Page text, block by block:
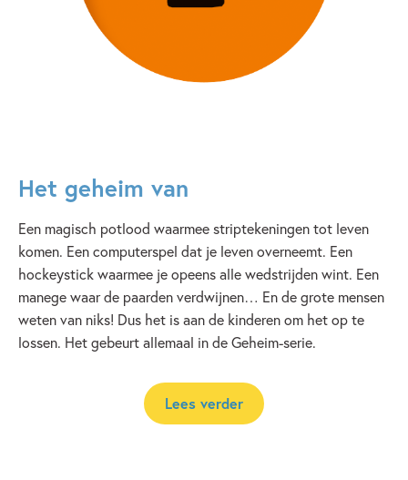
Het geheim van
Een magisch potlood waarmee striptekeningen tot leven
komen. Een computerspel dat je leven overneemt. Een
hockeystick waarmee je opeens alle wedstrijden wint. Een
manege waar de paarden verdwijnen… En de grote mensen
weten van niks! Dus het is aan de kinderen om het op te
lossen. Het gebeurt allemaal in de Geheim-serie.
Lees verder